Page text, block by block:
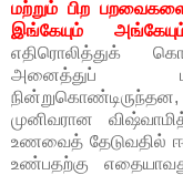
மற்றும் பிற
இங்கேயும்
எதிரொலித்துக்
அனைத்துப்
முனிவரான
உணவைத் தேடுவதில்
உண்பதற்கு